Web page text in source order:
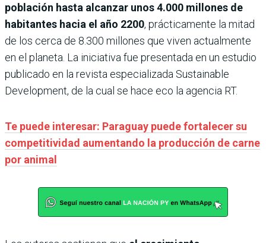
población hasta alcanzar unos 4.000 millones de
habitantes hacia el año 2200, prácticamente la mitad
de los cerca de 8.300 millones que viven actualmente
en el planeta. La iniciativa fue presentada en un estudio
publicado en la revista especializada Sustainable
Development, de la cual se hace eco la agencia RT.
Te puede interesar: Paraguay puede fortalecer su
competitividad aumentando la producción de carne
por animal